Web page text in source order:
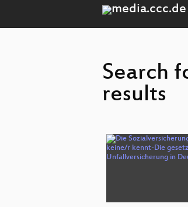
Search
results